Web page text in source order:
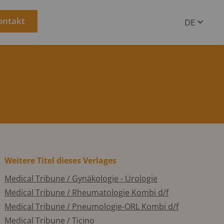
DE
Weitere Titel dieses Verlages
Medical Tribune / Gynäkologie - Urologie
Medical Tribune / Rheumatologie Kombi d/f
Medical Tribune / Pneumologie-ORL Kombi d/f
Medical Tribune / Ticino